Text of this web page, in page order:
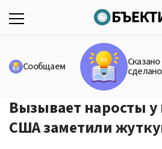
Сообщаем Сказано
сделано
Вызывает наросты
США заметили